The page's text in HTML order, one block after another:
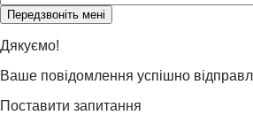
leave
this
field
empty.
Дякуємо!
Ваше повідомлення успішно
Поставити запитання